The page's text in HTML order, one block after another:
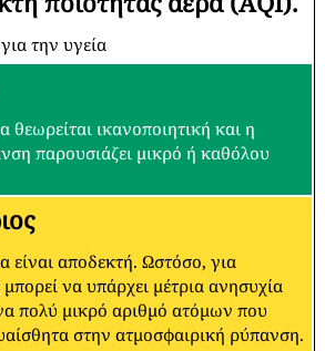
την υγεία
θεωρείται ικανοποιητική και η
παρουσιάζει μικρό ή καθόλου
είναι αποδεκτή. Ωστόσο, για
να υπάρχει μέτρια ανησυχία
πολύ μικρό αριθμό ατόμων που
στην ατμοσφαιρική ρύπανση.